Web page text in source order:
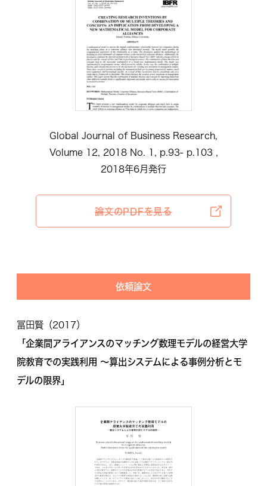
Global Journal of Business Research,
Volume 12, 2018 No. 1, p.93- p.103 ,
2018年6月発行
論文のPDFを見る
依頼論文
冨田賢（2017）
「企業間アライアンスのマッチング数理モデルの経営大学
院教育での実践利用 〜算出システムによる事例分析とモ
デルの限界」